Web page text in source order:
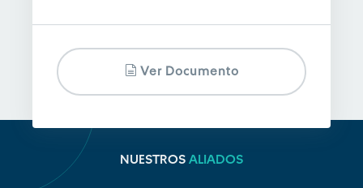
Ver Documento
NUESTROS ALIADOS